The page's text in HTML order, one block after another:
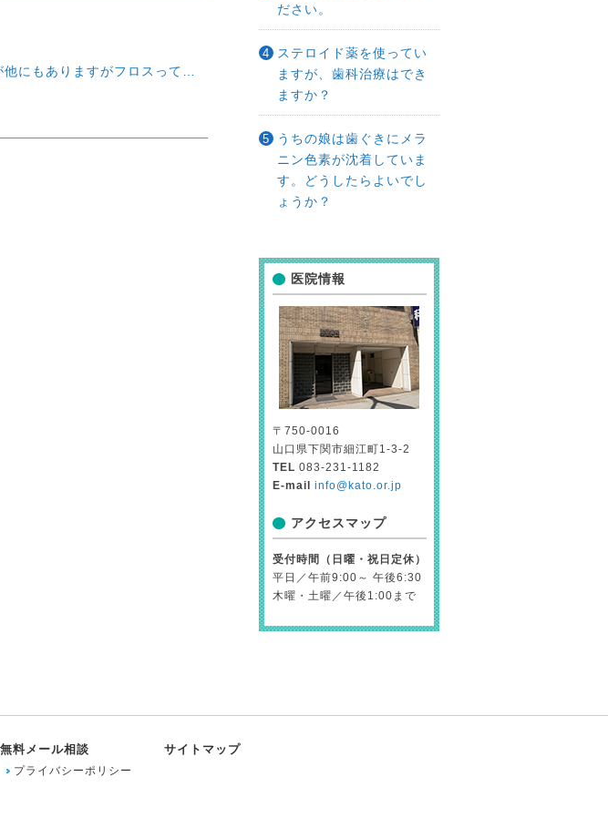
ロスってどんな点がいいのですか？
ださい。
ステロイド薬を使ってい
ますが、歯科治療はでき
ますか？
うちの娘は歯ぐきにメラ
ニン色素が沈着していま
す。どうしたらよいでし
ょうか？
医院情報
〒750-0016
山口県下関市細江町1-3-2
TEL 083-231-1182
E-mail
info@kato.or.jp
アクセスマップ
受付時間（日曜・祝日定休）
平日／午前9:00～ 午後6:30
木曜・土曜／午後1:00まで
無料メール相談
プライバシーポリシー
サイトマップ